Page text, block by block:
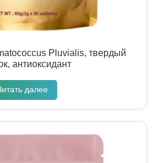
Pluvialis, твердый
антиоксидант
далее